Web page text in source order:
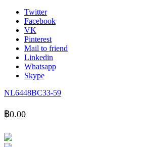
Twitter
Facebook
VK
Pinterest
Mail to friend
Linkedin
Whatsapp
Skype
NL6448BC33-59
฿0.00